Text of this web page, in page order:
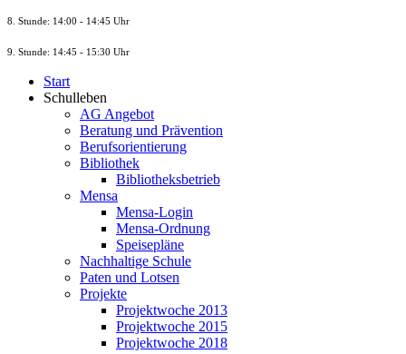
8. Stunde: 14:00 - 14:45 Uhr
9. Stunde: 14:45 - 15:30 Uhr
Start
Schulleben
AG Angebot
Beratung und Prävention
Berufsorientierung
Bibliothek
Bibliotheksbetrieb
Mensa
Mensa-Login
Mensa-Ordnung
Speisepläne
Nachhaltige Schule
Paten und Lotsen
Projekte
Projektwoche 2013
Projektwoche 2015
Projektwoche 2018